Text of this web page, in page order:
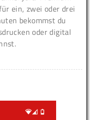
ein, zwei oder drei
bekommst du
oder digital